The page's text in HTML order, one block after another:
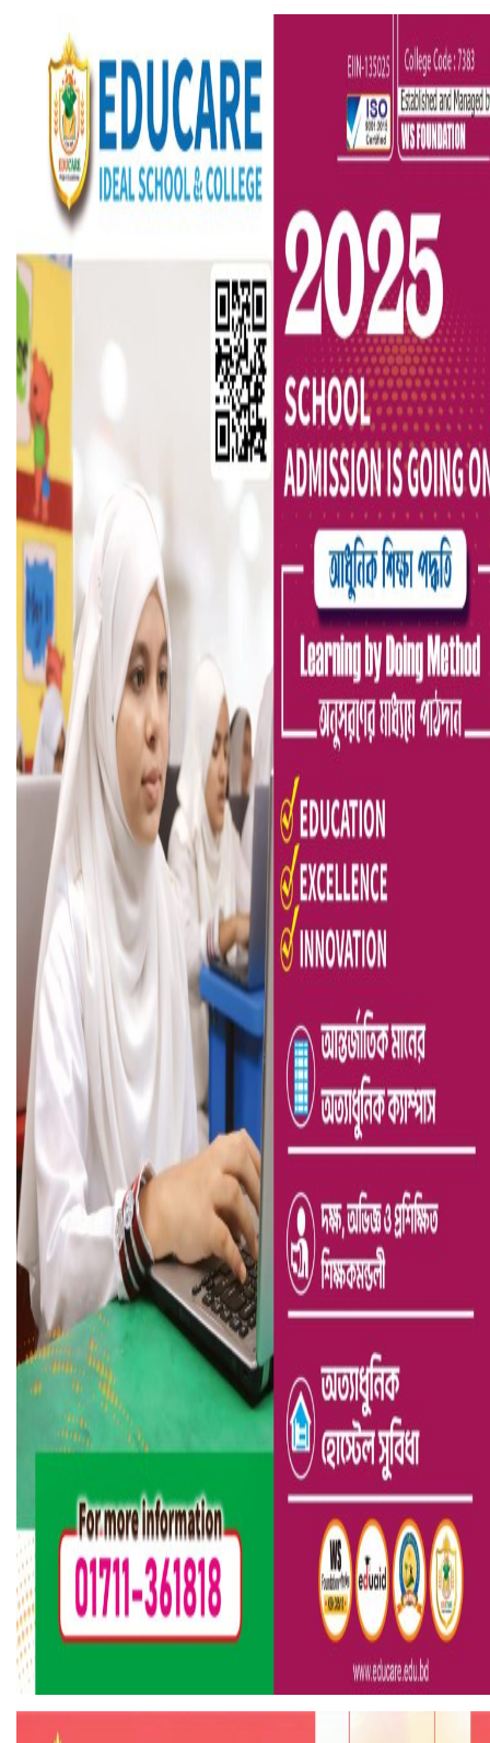
বৈষম্যবিরোধী ছাত্র আন্দোলনের সাধারণ সম্পাদকের পদত্যাগ
ভিউ বাড়াতে রাম দা হাতে ফেসবুকে ভিডিও পোস্ট শিক্ষকের
আ.লীগ ও জাপার ৯ নেতা কারাগারে
ভারতে ভয়াবহ সড়ক দুর্ঘটনা, নিহত ১৫
হলিউডে নতুন প্রেমের গুঞ্জন